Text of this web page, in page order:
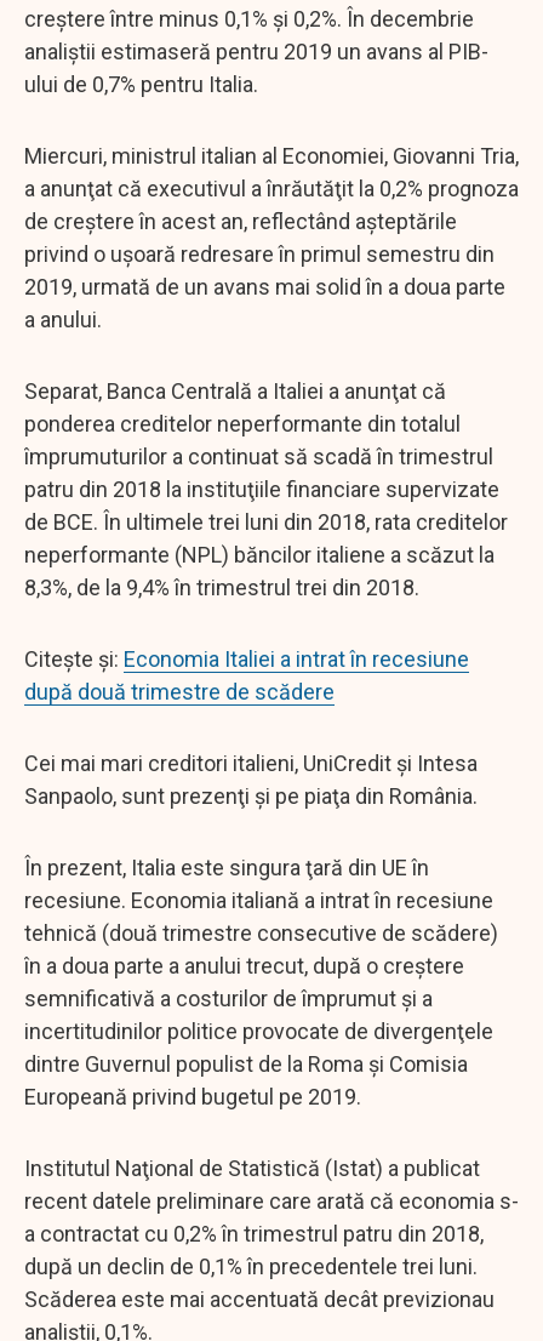
creştere între minus 0,1% şi 0,2%. În decembrie
analiştii estimaseră pentru 2019 un avans al PIB-
ului de 0,7% pentru Italia.
Miercuri, ministrul italian al Economiei, Giovanni Tria,
a anunţat că executivul a înrăutăţit la 0,2% prognoza
de creştere în acest an, reflectând aşteptările
privind o uşoară redresare în primul semestru din
2019, urmată de un avans mai solid în a doua parte
a anului.
Separat, Banca Centrală a Italiei a anunţat că
ponderea creditelor neperformante din totalul
împrumuturilor a continuat să scadă în trimestrul
patru din 2018 la instituţiile financiare supervizate
de BCE. În ultimele trei luni din 2018, rata creditelor
neperformante (NPL) băncilor italiene a scăzut la
8,3%, de la 9,4% în trimestrul trei din 2018.
Citește și: Economia Italiei a intrat în recesiune
după două trimestre de scădere
Cei mai mari creditori italieni, UniCredit şi Intesa
Sanpaolo, sunt prezenţi şi pe piaţa din România.
În prezent, Italia este singura ţară din UE în
recesiune. Economia italiană a intrat în recesiune
tehnică (două trimestre consecutive de scădere)
în a doua parte a anului trecut, după o creştere
semnificativă a costurilor de împrumut şi a
incertitudinilor politice provocate de divergenţele
dintre Guvernul populist de la Roma şi Comisia
Europeană privind bugetul pe 2019.
Institutul Naţional de Statistică (Istat) a publicat
recent datele preliminare care arată că economia s-
a contractat cu 0,2% în trimestrul patru din 2018,
după un declin de 0,1% în precedentele trei luni.
Scăderea este mai accentuată decât previzionau
analiştii, 0,1%.